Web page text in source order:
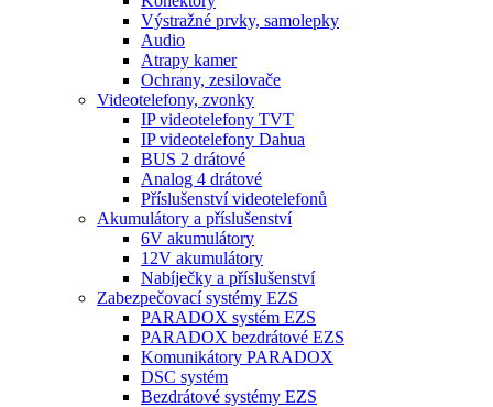
Výstražné prvky, samolepky
Audio
Atrapy kamer
Ochrany, zesilovače
Videotelefony, zvonky
IP videotelefony TVT
IP videotelefony Dahua
BUS 2 drátové
Analog 4 drátové
Příslušenství videotelefonů
Akumulátory a příslušenství
6V akumulátory
12V akumulátory
Nabíječky a příslušenství
Zabezpečovací systémy EZS
PARADOX systém EZS
PARADOX bezdrátové EZS
Komunikátory PARADOX
DSC systém
Bezdrátové systémy EZS